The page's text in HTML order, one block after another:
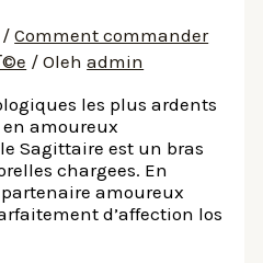
/Comment commander
/ Olehadmin
les plus ardents
amoureux
Sagittaire est un bras
chargees. En
amoureux
d’affection los